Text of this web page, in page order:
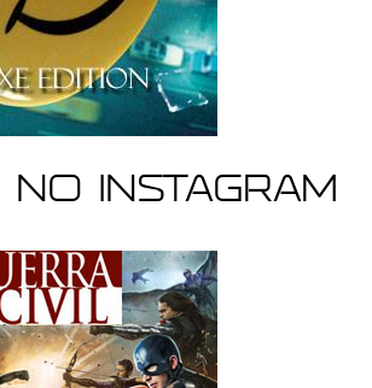
no Instagram